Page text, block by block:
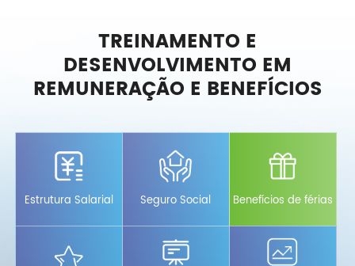
TREINAMENTO E
DESENVOLVIMENTO EM
REMUNERAÇÃO E BENEFÍCIOS
Estrutura Salarial Seguro Social Benefícios de férias